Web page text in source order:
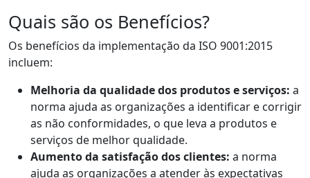
Quais são os Benefícios?
Os benefícios da implementação da ISO 9001:2015
incluem:
Melhoria da qualidade dos produtos e serviços: a
norma ajuda as organizações a identificar e corrigir
as não conformidades, o que leva a produtos e
serviços de melhor qualidade.
Aumento da satisfação dos clientes: a norma
ajuda as organizações a atender às expectativas